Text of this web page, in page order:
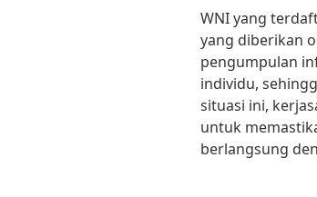
WNI yang
yang diberikan
pengumpulan
individu,
situasi ini,
untuk
berlangsung